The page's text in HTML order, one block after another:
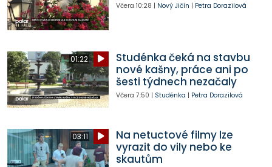
Včera 10:28 | Nový Jičín | Petra Dorazilová
01:22
Studénka čeká na stavbu
nové kašny, práce ani po
šesti týdnech nezačaly
Včera 7:50 | Studénka | Petra Dorazilová
03:11
Na netuctové filmy lze
vyrazit do vily nebo ke
skautům